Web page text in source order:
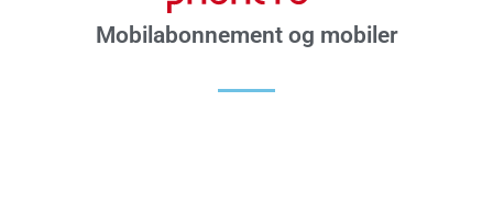
Mobilabonnement og mobiler